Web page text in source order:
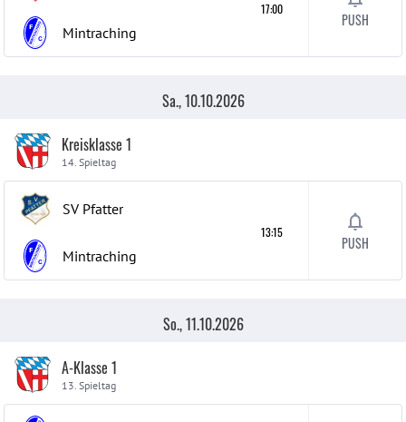
Mintraching
17:00
PUSH
Sa., 10.10.2026
Kreisklasse 1
14. Spieltag
SV Pfatter
Mintraching
13:15
PUSH
So., 11.10.2026
A-Klasse 1
13. Spieltag